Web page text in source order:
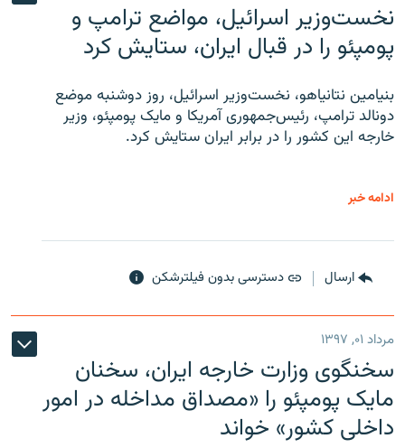
نخست‌وزیر اسرائیل، مواضع ترامپ و
پومپئو را در قبال ایران، ستایش کرد
بنیامین نتانیاهو، نخست‌وزیر اسرائیل، روز دوشنبه موضع
دونالد ترامپ، رئیس‌جمهوری آمریکا و مایک پومپئو، وزیر
خارجه این کشور را در برابر ایران ستایش کرد.
ادامه خبر
ارسال دسترسی بدون فیلترشکن
مرداد ۰۱, ۱۳۹۷
سخنگوی وزارت خارجه ایران، سخنان
مایک پومپئو را «مصداق مداخله در امور
داخلی کشور» خواند